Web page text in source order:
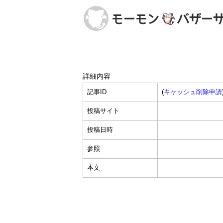
詳細内容
記事ID (キャッシュ削除申請
投稿サイト
投稿日時
参照
本文